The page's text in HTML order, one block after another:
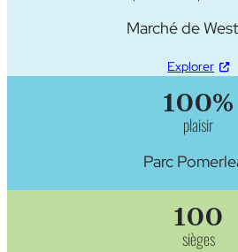
Marché de
Explorer
100%
plaisir
Parc
100
sièges